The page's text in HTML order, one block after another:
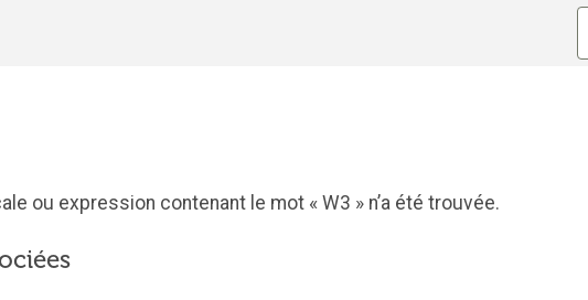
ou expression contenant le mot « W3 » n’a été trouvée.